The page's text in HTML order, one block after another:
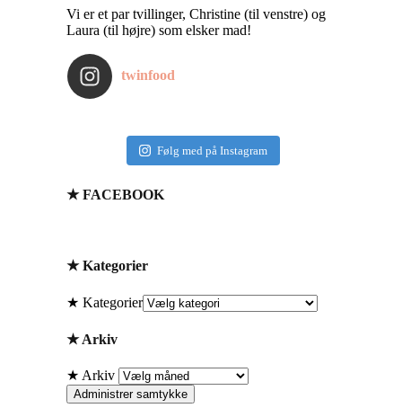
Vi er et par tvillinger, Christine (til venstre) og
Laura (til højre) som elsker mad!
twinfood
Følg med på Instagram
★ FACEBOOK
★ Kategorier
★ Kategorier
★ Arkiv
★ Arkiv
Administrer samtykke